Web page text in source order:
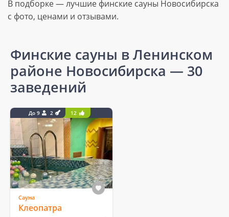
В подборке — лучшие финские сауны Новосибирска
с фото, ценами и отзывами.
Финские сауны в Ленинском
районе Новосибирска — 30
заведений
До 9 2 12
Сауна
Клеопатра